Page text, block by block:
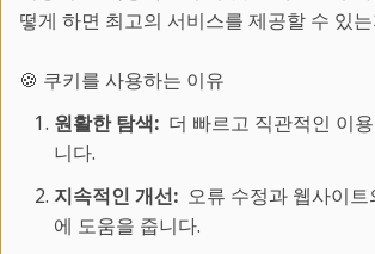
다양한 언어를실시간 온라인
배워보세요.
전문 강사진과 함께하는 스프락
집에서도 현지 어학연수와 같은
경험을 제공합니다.
떻게 하면 최고의 서비스를 제공할 수 있
🍪 쿠키를 사용하는 이유
원활한 탐색:더 빠르고 직관적인 이
니다.
지속적인 개선:오류 수정과 웹사이트
에 도움을 줍니다.